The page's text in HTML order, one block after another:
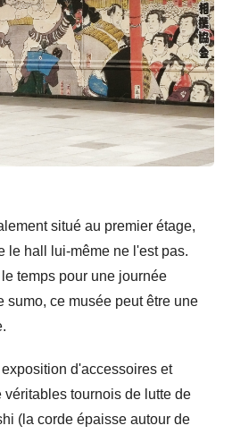
situé au premier étage,
le hall lui-même ne l'est pas.
temps pour une journée
sumo, ce musée peut être une
d'accessoires et
tournois de lutte de
(la corde épaisse autour de